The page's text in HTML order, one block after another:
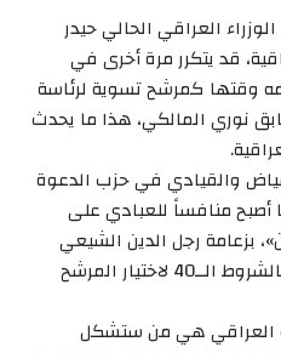
رئيس الوزراء العراقي الحالي حيدر
قد يتكرر مرة أخرى في
اسمه وقتها كمرشح تسوية لرئاسة
نوري المالكي، هذا ما يحدث
والقيادي في حزب الدعوة
أصبح منافساً للعبادي على
بزعامة رجل الدين الشيعي
مقتدى الصدر، لا يزال متمسكاً بالشروط الــ40 لاختيار المرشح
العراقي هي من ستشكل